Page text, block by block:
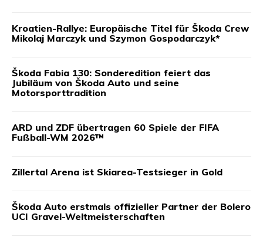
Kroatien-Rallye: Europäische Titel für Škoda Crew
Mikolaj Marczyk und Szymon Gospodarczyk*
Škoda Fabia 130: Sonderedition feiert das
Jubiläum von Škoda Auto und seine
Motorsporttradition
ARD und ZDF übertragen 60 Spiele der FIFA
Fußball-WM 2026™
Zillertal Arena ist Skiarea-Testsieger in Gold
Škoda Auto erstmals offizieller Partner der Bolero
UCI Gravel-Weltmeisterschaften